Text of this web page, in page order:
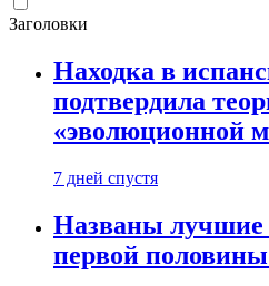
Заголовки
Находка в
подтвердила
«эволюционной
7 дней спустя
Названы
первой половины